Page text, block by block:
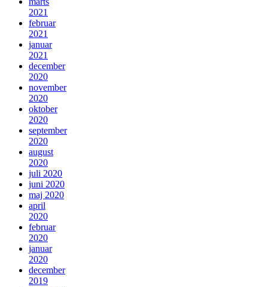
2021
februar
2021
januar
2021
december
2020
november
2020
oktober
2020
september
2020
august
2020
juli 2020
juni 2020
maj 2020
april
2020
februar
2020
januar
2020
december
2019